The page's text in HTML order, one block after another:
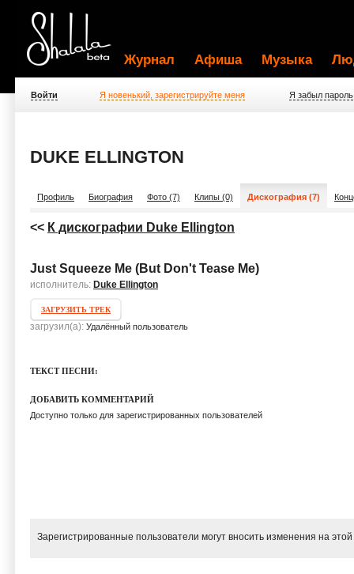
Журнал Афиша Музыка
Войти Я новенький, зарегистрируйте меня Я забыл пароль
DUKE ELLINGTON
Профиль Биография Фото (7) Клипы (0) Дискография (7)
<< К дискографии Duke Ellington
Just Squeeze Me (But Don't Tease Me)
исполнитель: Duke Ellington
ЗАГРУЗИТЬ ТРЕК
загрузил(а): Удалённый пользователь
ТЕКСТ ПЕСНИ:
ДОБАВИТЬ КОММЕНТАРИЙ
Доступно только для зарегистрированных пользователей
Зарегистрированные пользователи могут вносить изменения на